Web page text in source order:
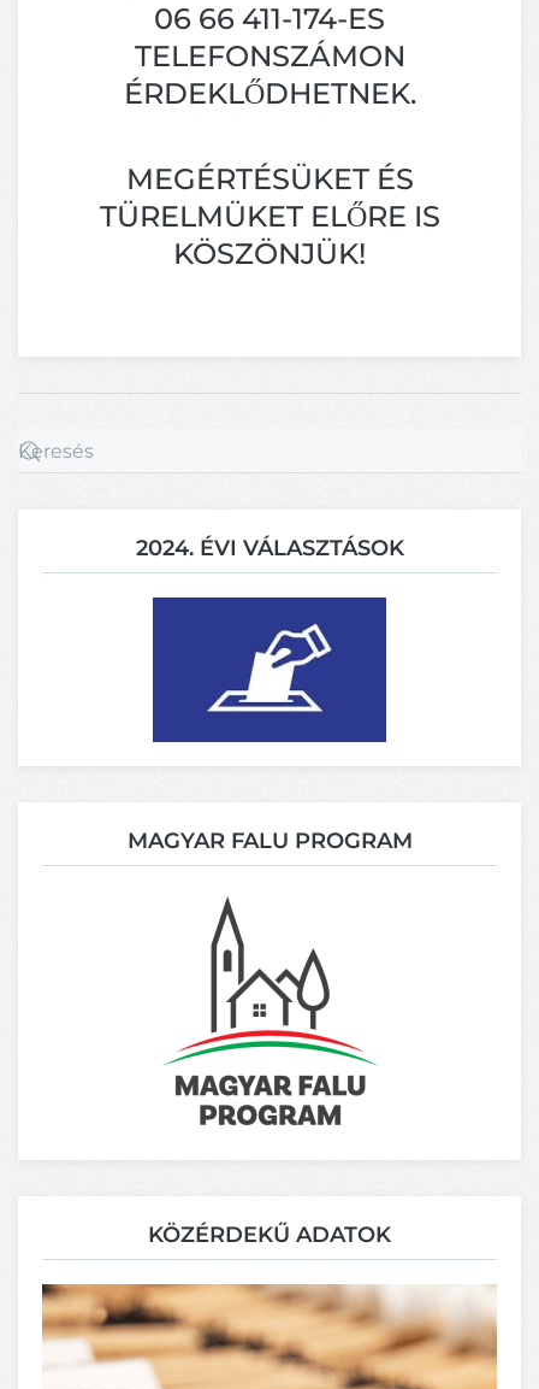
06 66 411-174-ES
TELEFONSZÁMON
ÉRDEKLŐDHETNEK.
MEGÉRTÉSÜKET ÉS
TÜRELMÜKET ELŐRE IS
KÖSZÖNJÜK!
2024. ÉVI VÁLASZTÁSOK
MAGYAR FALU PROGRAM
KÖZÉRDEKŰ ADATOK